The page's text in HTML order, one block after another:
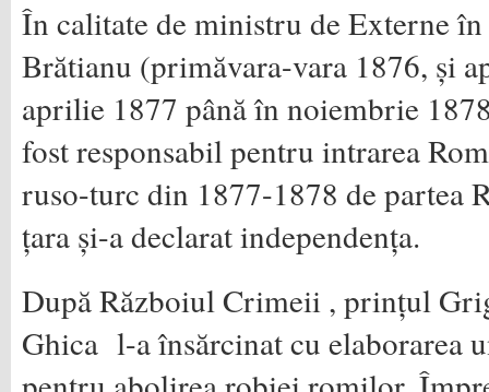
În calitate de ministru de Externe
Brătianu (primăvara-vara 1876, și
aprilie 1877 până în noiembrie
fost responsabil pentru intrarea
ruso-turc din 1877-1878 de partea
țara și-a declarat independența.
După Războiul Crimeii , prințul
Ghica l-a însărcinat cu elaborarea